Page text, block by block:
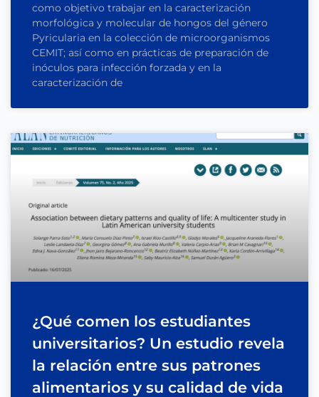
como objetivo trabajar en la caracterización
morfológica y molecular de hongos del género
Pyricularia en la colección de microorganismos
CEMIT; así como en prácticas de preparación de
inóculos para infección forzada y en la
caracterización de
¿Qué comen los estudiantes
universitarios? Un estudio revela
la relación entre sus patrones
alimentarios y su calidad de vida